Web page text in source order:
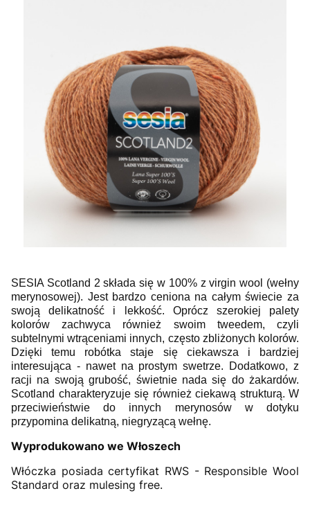
SESIA Scotland 2 składa się w 100% z virgin wool (wełny
merynosowej). Jest bardzo ceniona na całym świecie za
swoją delikatność i lekkość. Oprócz szerokiej palety
kolorów zachwyca również swoim tweedem, czyli
subtelnymi wtrąceniami innych, często zbliżonych kolorów.
Dzięki temu robótka staje się ciekawsza i bardziej
interesująca - nawet na prostym swetrze. Dodatkowo, z
racji na swoją grubość, świetnie nada się do żakardów.
Scotland charakteryzuje się również ciekawą strukturą. W
przeciwieństwie do innych merynosów w dotyku
przypomina delikatną, niegryzącą wełnę.
Wyprodukowano we Włoszech
Włóczka posiada certyfikat RWS - Responsible Wool
Standard oraz mulesing free.